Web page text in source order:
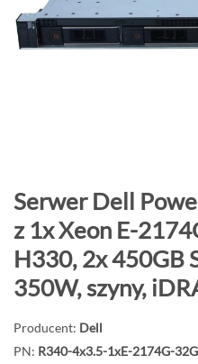
o
n
e
r
i
i
P
z
e
j
ź
n
Serwer Dell
z 1x Xeon E-
H330, 2x 450GB
350W, szyny,
Producent: Dell
PN: R340-4x3.5-1xE-2174G-